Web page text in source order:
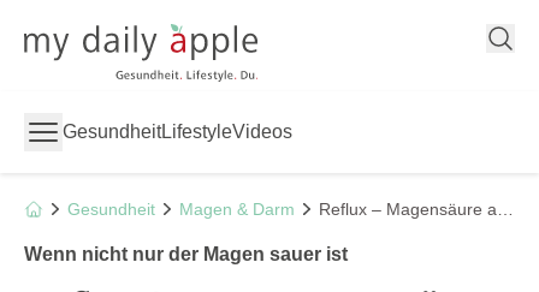
My Daily Apple
GesundheitLifestyleVideos
Gesundheit Magen & Darm
Wenn nicht nur der Magen sauer ist